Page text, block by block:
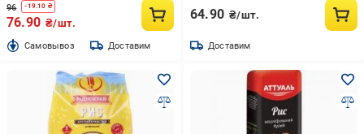
96 -19.10 ₴
76.90 ₴/шт.
Cамовывоз Доставим
64.90 ₴/шт.
Доставим